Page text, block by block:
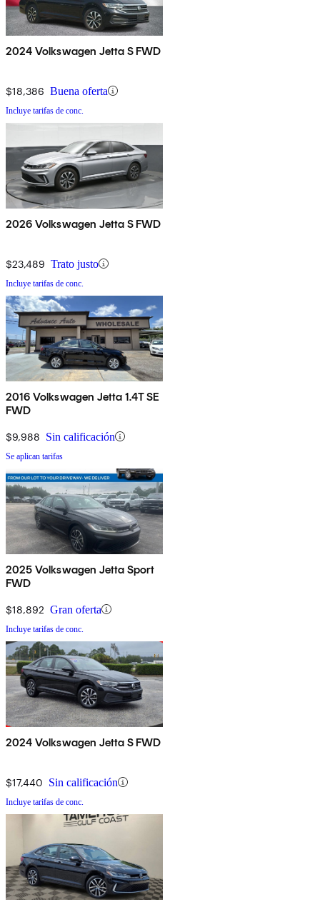
2024 Volkswagen Jetta S FWD
$18,386 Buena oferta
Incluye tarifas de conc.
2026 Volkswagen Jetta S FWD
$23,489 Trato justo
Incluye tarifas de conc.
2016 Volkswagen Jetta 1.4T SE
FWD
$9,988 Sin calificación
Se aplican tarifas
2025 Volkswagen Jetta Sport
FWD
$18,892 Gran oferta
Incluye tarifas de conc.
2024 Volkswagen Jetta S FWD
$17,440 Sin calificación
Incluye tarifas de conc.